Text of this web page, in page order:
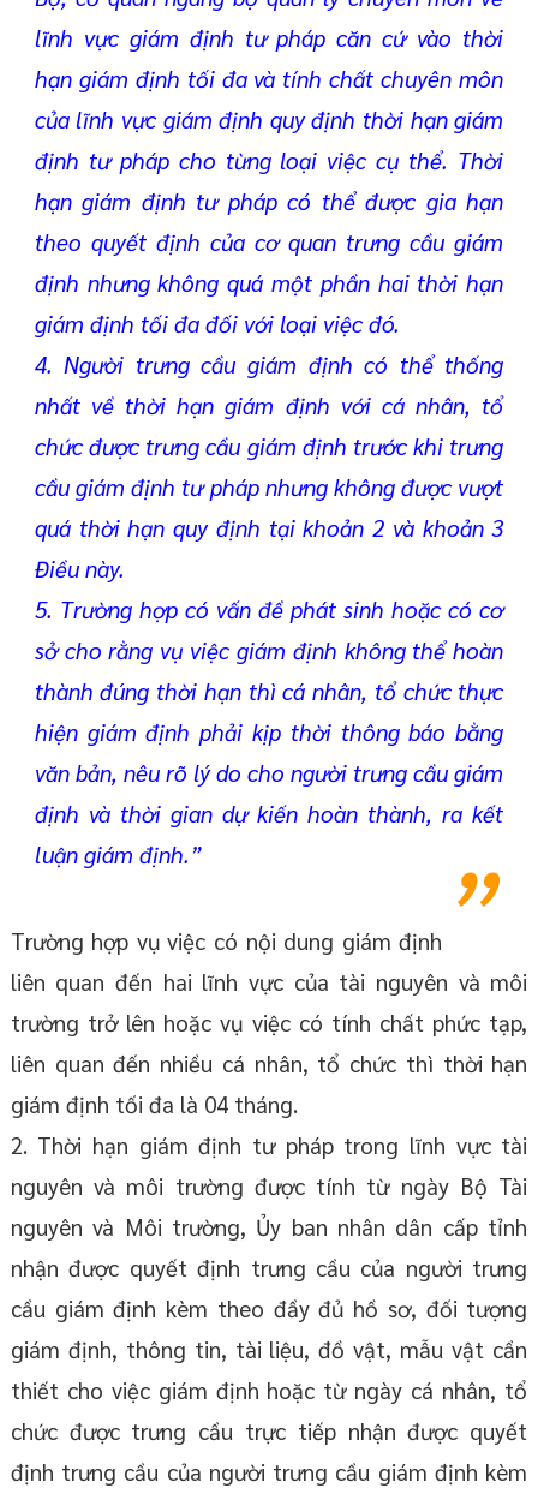
lĩnh vực giám định tư pháp căn cứ vào thời
hạn giám định tối đa và tính chất chuyên môn
của lĩnh vực giám định quy định thời hạn giám
định tư pháp cho từng loại việc cụ thể. Thời
hạn giám định tư pháp có thể được gia hạn
theo quyết định của cơ quan trưng cầu giám
định nhưng không quá một phần hai thời hạn
giám định tối đa đối với loại việc đó.
4. Người trưng cầu giám định có thể thống
nhất về thời hạn giám định với cá nhân, tổ
chức được trưng cầu giám định trước khi trưng
cầu giám định tư pháp nhưng không được vượt
quá thời hạn quy định tại khoản 2 và khoản 3
Điều này.
5. Trường hợp có vấn đề phát sinh hoặc có cơ
sở cho rằng vụ việc giám định không thể hoàn
thành đúng thời hạn thì cá nhân, tổ chức thực
hiện giám định phải kịp thời thông báo bằng
văn bản, nêu rõ lý do cho người trưng cầu giám
định và thời gian dự kiến hoàn thành, ra kết
luận giám định.”
Trường hợp vụ việc có nội dung giám định
liên quan đến hai lĩnh vực của tài nguyên và môi
trường trở lên hoặc vụ việc có tính chất phức tạp,
liên quan đến nhiều cá nhân, tổ chức thì thời hạn
giám định tối đa là 04 tháng.
2. Thời hạn giám định tư pháp trong lĩnh vực tài
nguyên và môi trường được tính từ ngày Bộ Tài
nguyên và Môi trường, Ủy ban nhân dân cấp tỉnh
nhận được quyết định trưng cầu của người trưng
cầu giám định kèm theo đầy đủ hồ sơ, đối tượng
giám định, thông tin, tài liệu, đồ vật, mẫu vật cần
thiết cho việc giám định hoặc từ ngày cá nhân, tổ
chức được trưng cầu trực tiếp nhận được quyết
định trưng cầu của người trưng cầu giám định kèm